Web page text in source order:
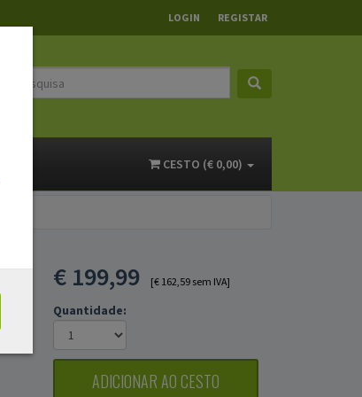
LOGIN REGISTAR
CESTO (€ 0,00)
€ 199,99 [€ 162,59 sem IVA]
Quantidade:
ADICIONAR AO CESTO